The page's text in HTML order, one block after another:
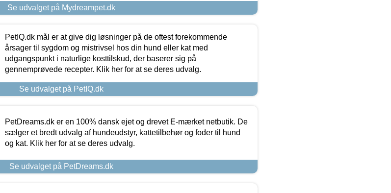
Se udvalget på Mydreampet.dk
PetIQ.dk mål er at give dig løsninger på de oftest forekommende
årsager til sygdom og mistrivsel hos din hund eller kat med
udgangspunkt i naturlige kosttilskud, der baserer sig på
gennemprøvede recepter. Klik her for at se deres udvalg.
Se udvalget på PetIQ.dk
PetDreams.dk er en 100% dansk ejet og drevet E-mærket netbutik. De
sælger et bredt udvalg af hundeudstyr, kattetilbehør og foder til hund
og kat. Klik her for at se deres udvalg.
Se udvalget på PetDreams.dk